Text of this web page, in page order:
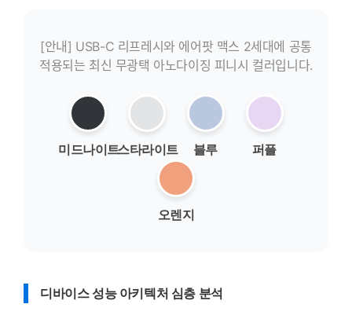
[안내] USB-C 리프레시와 에어팟 맥스 2세대에 공통
적용되는 최신 무광택 아노다이징 피니시 컬러입니다.
미드나이트스타라이트 블루 퍼플
오렌지
디바이스 성능 아키텍처 심층 분석